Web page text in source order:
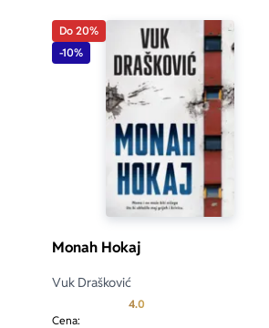
Do 20%
-10%
Monah Hokaj
Vuk Drašković
4.0
Cena: